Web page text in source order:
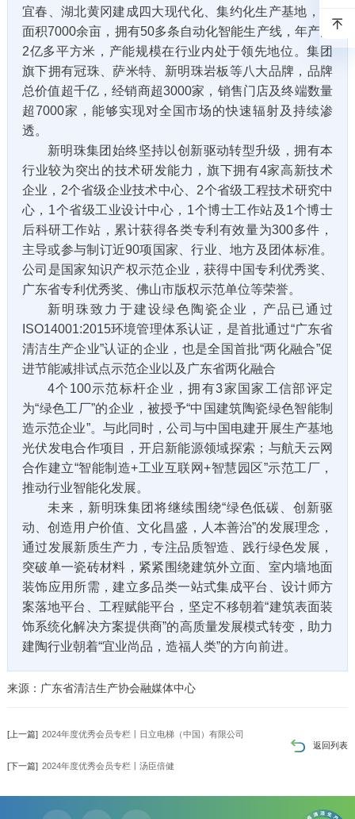
宜春、湖北黄冈建成四大现代化、集约化生产基地，总
面积7000余亩，拥有50多条自动化智能生产线，年产能
2亿多平方米，产能规模在行业内处于领先地位。集团
旗下拥有冠珠、萨米特、新明珠岩板等八大品牌，品牌
总价值超千亿，经销商超3000家，销售门店及终端数量
超7000家，能够实现对全国市场的快速辐射及持续渗
透。
新明珠集团始终坚持以创新驱动转型升级，拥有本
行业较为突出的技术研发能力，旗下拥有4家高新技术
企业，2个省级企业技术中心、2个省级工程技术研究中
心，1个省级工业设计中心，1个博士工作站及1个博士
后科研工作站，累计获得各类专利有效量为300多件，
主导或参与制订近90项国家、行业、地方及团体标准。
公司是国家知识产权示范企业，获得中国专利优秀奖、
广东省专利优秀奖、佛山市版权示范单位等荣誉。
新明珠致力于建设绿色陶瓷企业，产品已通过
ISO14001:2015环境管理体系认证，是首批通过“广东省
清洁生产企业”认证的企业，也是全国首批“两化融合”促
进节能减排试点示范企业以及广东省两化融合
4个100示范标杆企业，拥有3家国家工信部评定
为“绿色工厂”的企业，被授予“中国建筑陶瓷绿色智能制
造示范企业”。与此同时，公司与中国电建开展生产基地
光伏发电合作项目，开启新能源领域探索；与航天云网
合作建立“智能制造+工业互联网+智慧园区”示范工厂，
推动行业智能化发展。
未来，新明珠集团将继续围绕“绿色低碳、创新驱
动、创造用户价值、文化昌盛，人本善治”的发展理念，
通过发展新质生产力，专注品质智造、践行绿色发展，
突破单一瓷砖材料，紧紧围绕建筑外立面、室内墙地面
装饰应用所需，建立多品类一站式集成平台、设计师方
案落地平台、工程赋能平台，坚定不移朝着“建筑表面装
饰系统化解决方案提供商”的高质量发展模式转变，助力
建陶行业朝着“宜业尚品，造福人类”的方向前进。
来源：广东省清洁生产协会融媒体中心
返回列表
[上一篇] 2024年度优秀会员专栏丨日立电梯（中国）有限公司
[下一篇] 2024年度优秀会员专栏丨汤臣倍健